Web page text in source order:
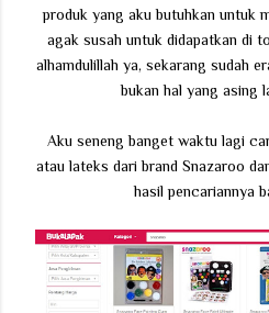
produk yang aku butuhkan untuk
agak susah untuk didapatkan di
alhamdulillah ya, sekarang sudah
bukan hal yang asing
Aku seneng banget waktu lagi
atau lateks dari brand Snazaroo
hasil pencariannya